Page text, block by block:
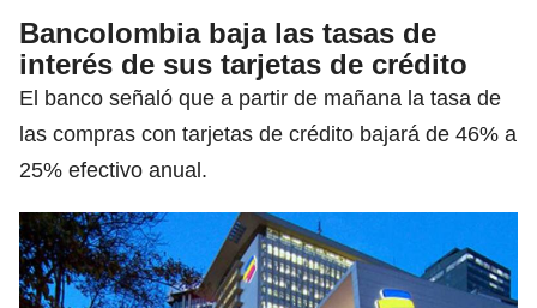
Bancolombia baja las tasas de
interés de sus tarjetas de crédito
El banco señaló que a partir de mañana la tasa de
las compras con tarjetas de crédito bajará de 46% a
25% efectivo anual.